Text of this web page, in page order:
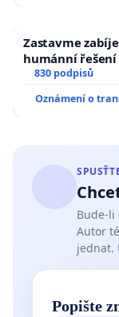
Zastavme
humánní řešení
830 podpisů
Oznámení o
Bude-li
Autor
jednat.
Popište